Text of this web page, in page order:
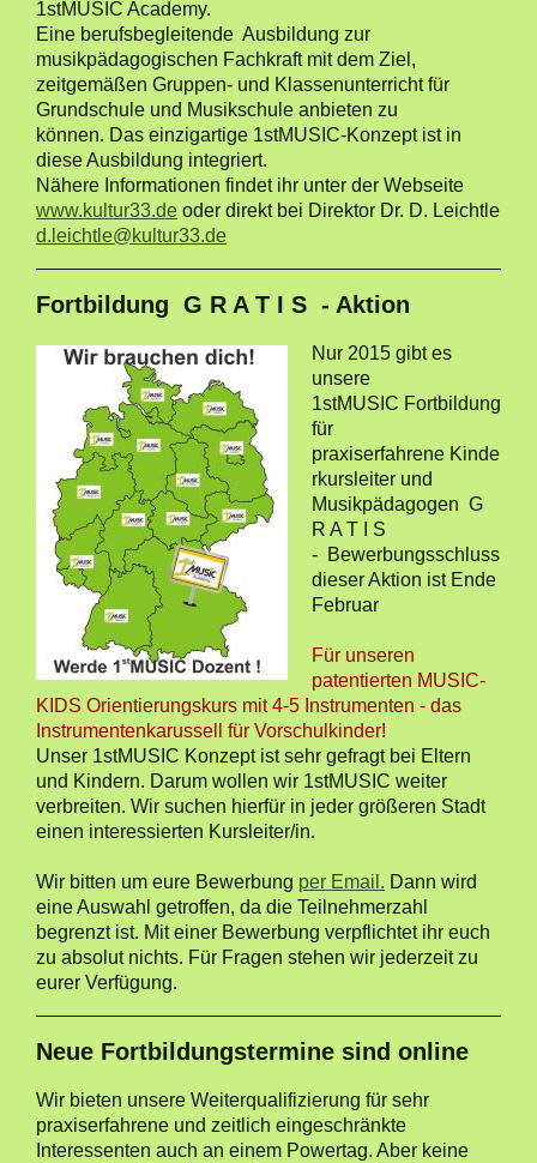
1stMUSIC Academy.
Eine berufsbegleitende Ausbildung zur
musikpädagogischen Fachkraft mit dem Ziel,
zeitgemäßen Gruppen- und Klassenunterricht für
Grundschule und Musikschule anbieten zu
können. Das einzigartige 1stMUSIC-Konzept ist in
diese Ausbildung integriert.
Nähere Informationen findet ihr unter der Webseite
www.kultur33.de oder direkt bei Direktor Dr. D. Leichtle
d.leichtle@kultur33.de
Fortbildung G R A T I S - Aktion
Nur 2015 gibt es
unsere
1stMUSIC Fortbildung
für
praxiserfahrene Kinde
rkursleiter und
Musikpädagogen G
R A T I S
- Bewerbungsschluss
dieser Aktion ist Ende
Februar
Für unseren
patentierten MUSIC-
KIDS Orientierungskurs mit 4-5 Instrumenten - das
Instrumentenkarussell für Vorschulkinder!
Unser 1stMUSIC Konzept ist sehr gefragt bei Eltern
und Kindern. Darum wollen wir 1stMUSIC weiter
verbreiten. Wir suchen hierfür in jeder größeren Stadt
einen interessierten Kursleiter/in.
Wir bitten um eure Bewerbung per Email. Dann wird
eine Auswahl getroffen, da die Teilnehmerzahl
begrenzt ist. Mit einer Bewerbung verpflichtet ihr euch
zu absolut nichts. Für Fragen stehen wir jederzeit zu
eurer Verfügung.
Neue Fortbildungstermine sind online
Wir bieten unsere Weiterqualifizierung für sehr
praxiserfahrene und zeitlich eingeschränkte
Interessenten auch an einem Powertag. Aber keine